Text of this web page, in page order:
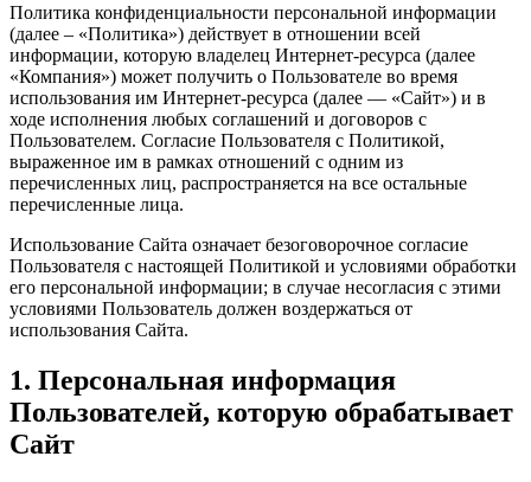
Политика конфиденциальности персональной информации
(далее – «Политика») действует в отношении всей
информации, которую владелец Интернет-ресурса (далее
«Компания») может получить о Пользователе во время
использования им Интернет-ресурса (далее — «Сайт») и в
ходе исполнения любых соглашений и договоров с
Пользователем. Согласие Пользователя с Политикой,
выраженное им в рамках отношений с одним из
перечисленных лиц, распространяется на все остальные
перечисленные лица.
Использование Сайта означает безоговорочное согласие
Пользователя с настоящей Политикой и условиями обработки
его персональной информации; в случае несогласия с этими
условиями Пользователь должен воздержаться от
использования Сайта.
1. Персональная информация
Пользователей, которую обрабатывает
Сайт